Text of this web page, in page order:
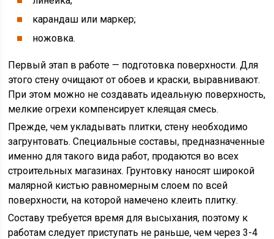
карандаш или маркер;
ножовка.
Первый этап в работе — подготовка поверхности. Для
этого стену очищают от обоев и краски, выравнивают.
При этом можно не создавать идеальную поверхность,
мелкие огрехи компенсирует клеящая смесь.
Прежде, чем укладывать плитки, стену необходимо
загрунтовать. Специальные составы, предназначенные
именно для такого вида работ, продаются во всех
строительных магазинах. Грунтовку наносят широкой
малярной кистью равномерным слоем по всей
поверхности, на которой намечено клеить плитку.
Составу требуется время для высыхания, поэтому к
работам следует приступать не раньше, чем через 3-4